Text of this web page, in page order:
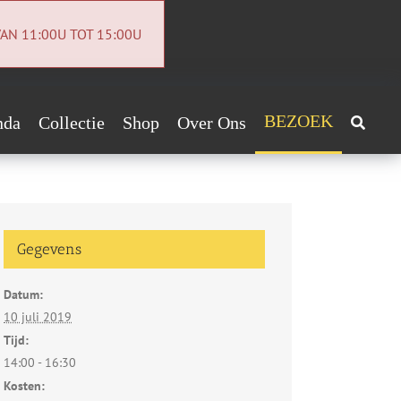
11:00U TOT 15:00U
Collectie Shop Over Ons BEZOEK
Gegevens
Datum:
10 juli 2019
Tijd:
14:00 - 16:30
Kosten: